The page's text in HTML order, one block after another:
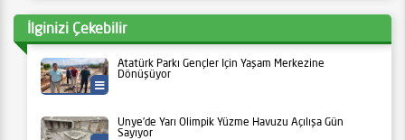
İlginizi Çekebilir
Atatürk Parkı Gençler İçin Yaşam Merkezine
Dönüşüyor
Ünye’de Yarı Olimpik Yüzme Havuzu Açılışa Gün
Sayıyor